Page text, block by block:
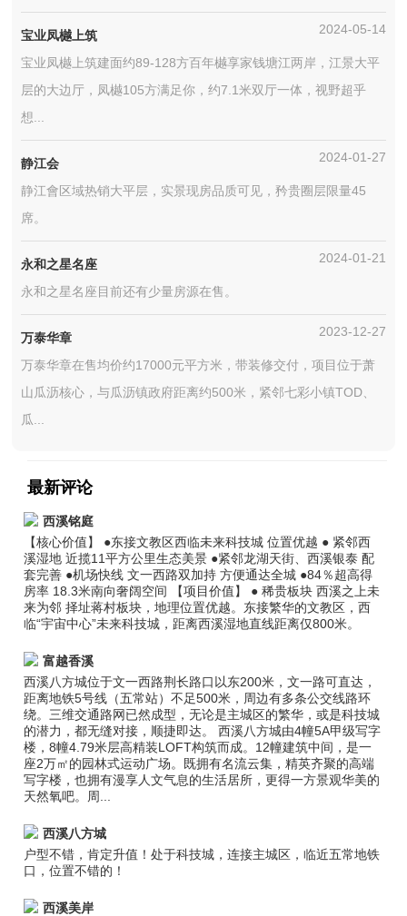
宝业凤樾上筑 2024-05-14
宝业凤樾上筑建面约89-128方百年樾享家钱塘江两岸，江景大平
层的大边厅，凤樾105方满足你，约7.1米双厅一体，视野超乎
想...
静江会 2024-01-27
静江會区域热销大平层，实景现房品质可见，矜贵圈层限量45
席。
永和之星名座 2024-01-21
永和之星名座目前还有少量房源在售。
万泰华章 2023-12-27
万泰华章在售均价约17000元平方米，带装修交付，项目位于萧
山瓜沥核心，与瓜沥镇政府距离约500米，紧邻七彩小镇TOD、
瓜...
最新评论
西溪铭庭
【核心价值】 ●东接文教区西临未来科技城 位置优越 ● 紧邻西
溪湿地 近揽11平方公里生态美景 ●紧邻龙湖天街、西溪银泰 配
套完善 ●机场快线 文一西路双加持 方便通达全城 ●84％超高得
房率 18.3米南向奢阔空间 【项目价值】 ● 稀贵板块 西溪之上未
来为邻 择址蒋村板块，地理位置优越。东接繁华的文教区，西
临“宇宙中心”未来科技城，距离西溪湿地直线距离仅800米。
富越香溪
西溪八方城位于文一西路荆长路口以东200米，文一路可直达，
距离地铁5号线（五常站）不足500米，周边有多条公交线路环
绕。三维交通路网已然成型，无论是主城区的繁华，或是科技城
的潜力，都无缝对接，顺捷即达。 西溪八方城由4幢5A甲级写字
楼，8幢4.79米层高精装LOFT构筑而成。12幢建筑中间，是一
座2万㎡的园林式运动广场。既拥有名流云集，精英齐聚的高端
写字楼，也拥有漫享人文气息的生活居所，更得一方景观华美的
天然氧吧。周...
西溪八方城
户型不错，肯定升值！处于科技城，连接主城区，临近五常地铁
口，位置不错的！
西溪美岸